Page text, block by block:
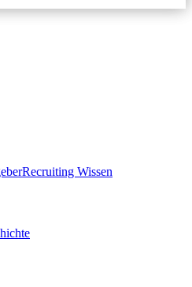
Recruiting Wissen